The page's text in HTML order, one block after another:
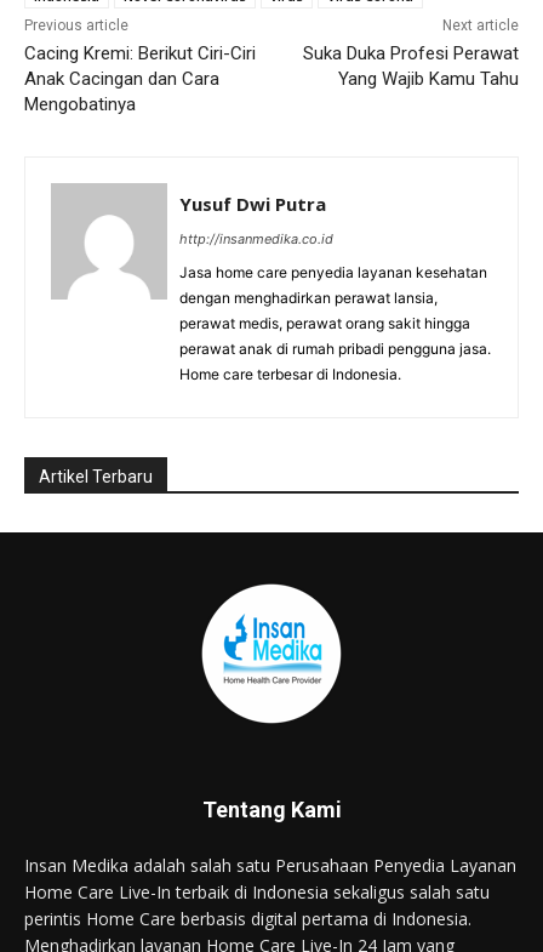
Tentang Kami
Insan Medika adalah salah satu Perusahaan Penyedia Layanan
Home Care Live-In terbaik di Indonesia sekaligus salah satu
perintis Home Care berbasis digital pertama di Indonesia.
Menghadirkan layanan Home Care Live-In 24 Jam yang